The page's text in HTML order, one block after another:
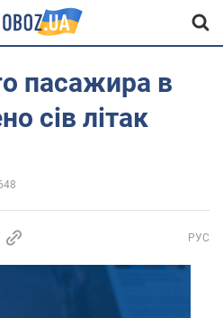
пасажира в
сів літак
РУС